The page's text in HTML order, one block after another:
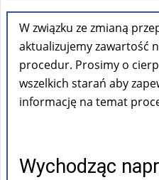
Sprawdź
W związku ze zmianą
aktualizujemy zawartość
procedur. Prosimy o
wszelkich starań aby
informację na temat
Wychodząc